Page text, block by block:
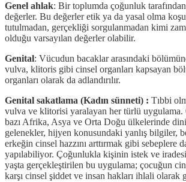
Genel ahlak: Bir toplumda çoğunluk
değerler. Bu değerler etik ya da yasal olma
tutulmadan, gerçekliği sorgulanmadan kimi
olduğu varsayılan değerler olabilir.
Genital: Vücudun bacaklar arasındaki
vulva, klitoris gibi cinsel organları kapsayan
organları olarak da adlandırılır.
Genital sakatlama (Kadın sünneti) : Tıbbi
vulva ve klitorisi yaralayan her türlü uygulama.
bazı Afrika, Asya ve Orta Doğu ülkelerinde
gelenekler, hijyen konusundaki yanlış bilgiler,
erkeğin cinsel hazzını arttırmak gibi sebeplere
yapılabiliyor. Çoğunlukla kişinin istek ve iradesi
yaşta gerçekleştirilen bu uygulama; çocuğun
karşı cinsel şiddet ve insan hakları ihlali olarak